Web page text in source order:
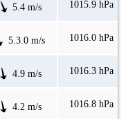
5.4 m/s 1015.9 hPa
5.3.0 m/s 1016.0 hPa
4.9 m/s 1016.3 hPa
4.2 m/s 1016.8 hPa